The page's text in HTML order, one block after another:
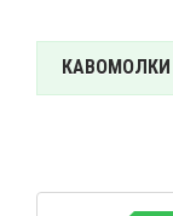
КАВОМОЛКИ